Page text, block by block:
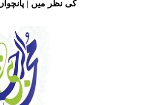
کی نظر میں |